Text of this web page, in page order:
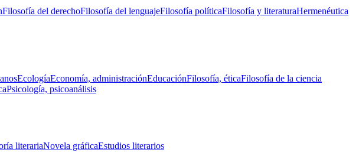
Filosofía del derechoFilosofía del lenguajeFilosofía políticaFilosofía y literaturaHermenéutica
EcologíaEconomía, administraciónEducaciónFilosofía, éticaFilosofía de la ciencia
Psicología, psicoanálisis
literariaNovela gráficaEstudios literarios